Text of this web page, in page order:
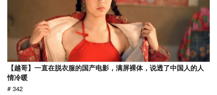
【越哥】一直在脱衣服的国产电影，满屏裸体，说透了中国人的人
情冷暖
# 342